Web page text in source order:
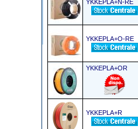
YKKEPLA+N-RE
YKKEPLA+O-RE
YKKEPLA+OR
YKKEPLA+R